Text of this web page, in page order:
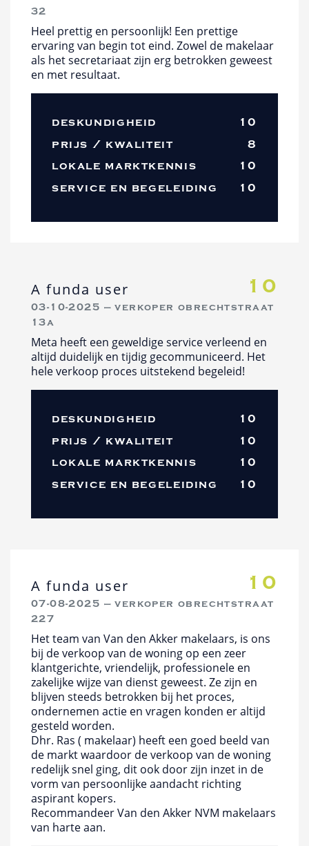
32
Heel prettig en persoonlijk! Een prettige
ervaring van begin tot eind. Zowel de makelaar
als het secretariaat zijn erg betrokken geweest
en met resultaat.
deskundigheid
10
prijs / kwaliteit
8
lokale marktkennis
10
service en begeleiding
10
A funda user 10
03-10-2025 — verkoper obrechtstraat
13a
Meta heeft een geweldige service verleend en
altijd duidelijk en tijdig gecommuniceerd. Het
hele verkoop proces uitstekend begeleid!
deskundigheid
10
prijs / kwaliteit
10
lokale marktkennis
10
service en begeleiding
10
A funda user 10
07-08-2025 — verkoper obrechtstraat
227
Het team van Van den Akker makelaars, is ons
bij de verkoop van de woning op een zeer
klantgerichte, vriendelijk, professionele en
zakelijke wijze van dienst geweest. Ze zijn en
blijven steeds betrokken bij het proces,
ondernemen actie en vragen konden er altijd
gesteld worden.
Dhr. Ras ( makelaar) heeft een goed beeld van
de markt waardoor de verkoop van de woning
redelijk snel ging, dit ook door zijn inzet in de
vorm van persoonlijke aandacht richting
aspirant kopers.
Recommandeer Van den Akker NVM makelaars
van harte aan.